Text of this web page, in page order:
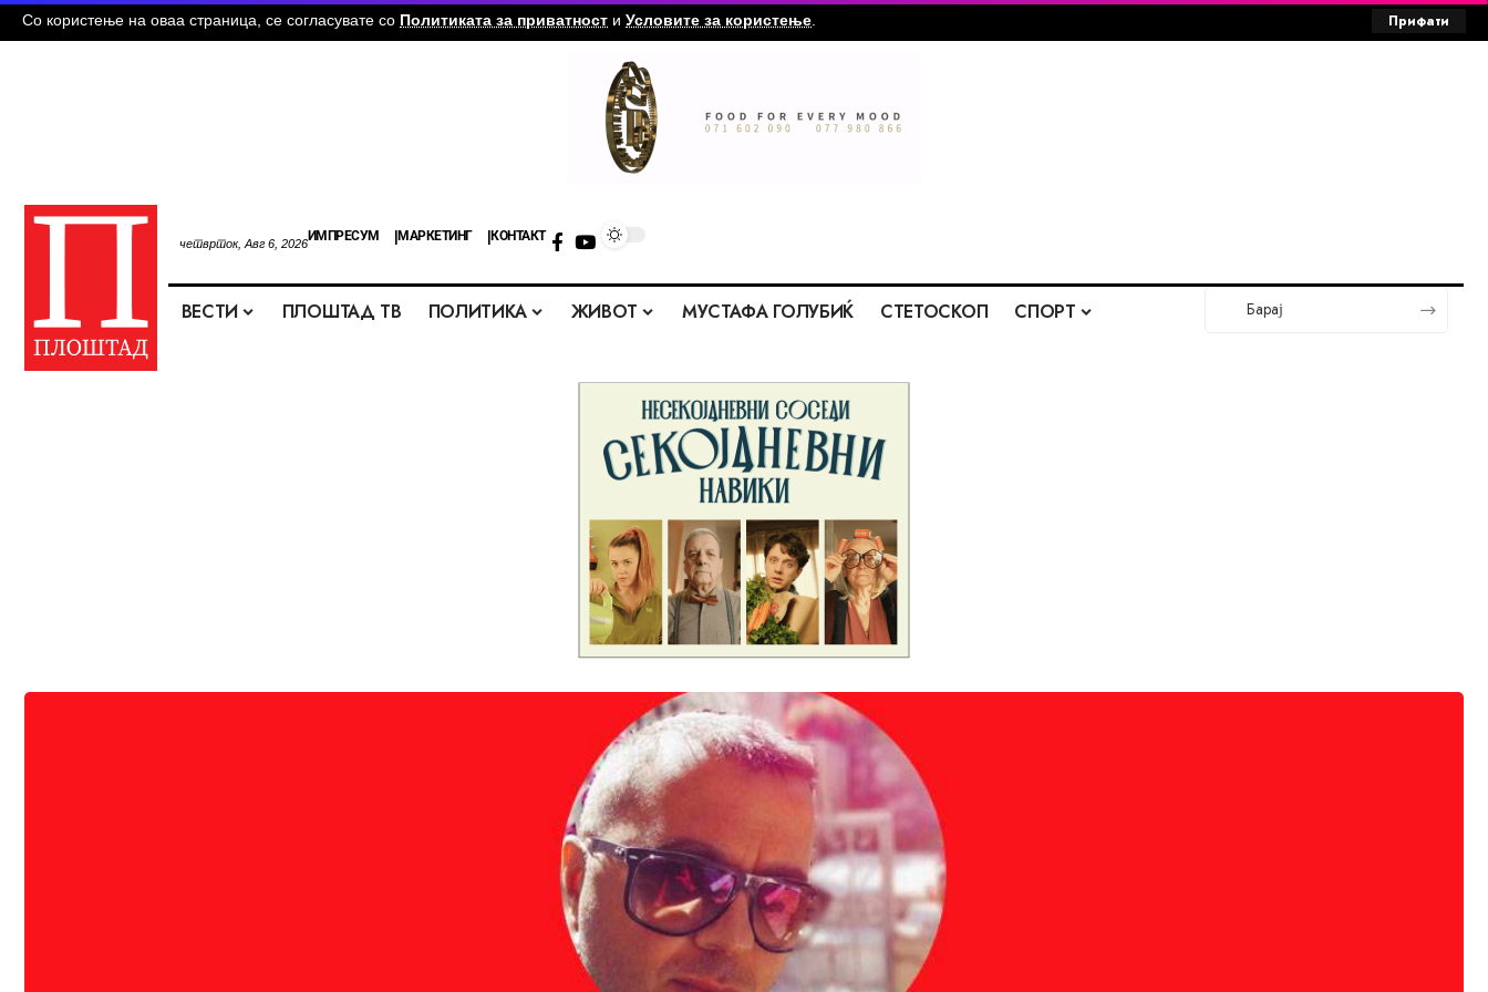
Со користење на оваа страница, се согласувате со Политиката за приватност и Условите за користење. Прифати
четврток, Авг 6, 2026ИМПРЕСУМ МАРКЕТИНГ КОНТАКТ
ВЕСТИ ПЛОШТАД ТВ ПОЛИТИКА ЖИВОТ МУСТАФА ГОЛУБИЌ СТЕТОСКОП СПОРТ